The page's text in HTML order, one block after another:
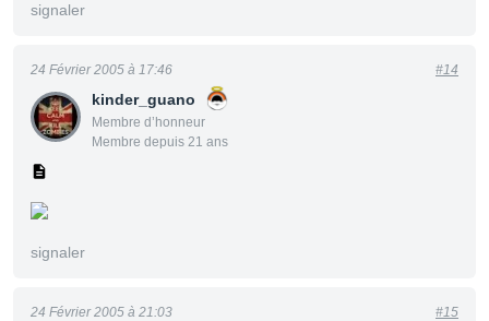
signaler
kinder_guano
Membre d’honneur
Membre depuis 21 ans
24 Février 2005 à 17:46 #14
signaler
24 Février 2005 à 21:03 #15